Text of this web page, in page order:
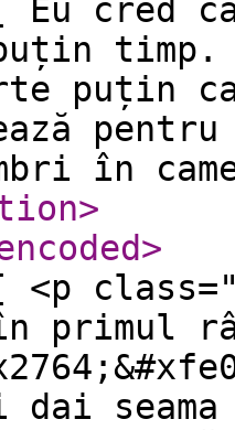
Eu cred
timp.
puțin
în
>
>
<p
primul
seama